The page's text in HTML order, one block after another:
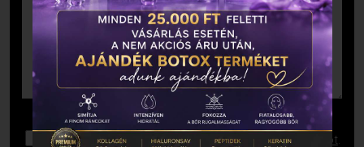
Elolvastam és elfogadom az Adatkezelési Tájékoztatót